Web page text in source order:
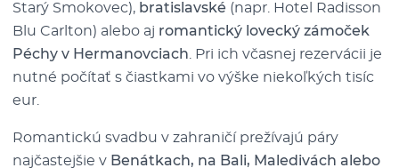
Starý Smokovec), bratislavské (napr. Hotel Radisson
Blu Carlton) alebo aj romantický lovecký zámoček
Péchy v Hermanovciach . Pri ich včasnej rezervácii je
nutné počítať s čiastkami vo výške niekoľkých tisíc
eur.
Romantickú svadbu v zahraničí prežívajú páry
najčastejšie v Benátkach, na Bali, Maledivách alebo